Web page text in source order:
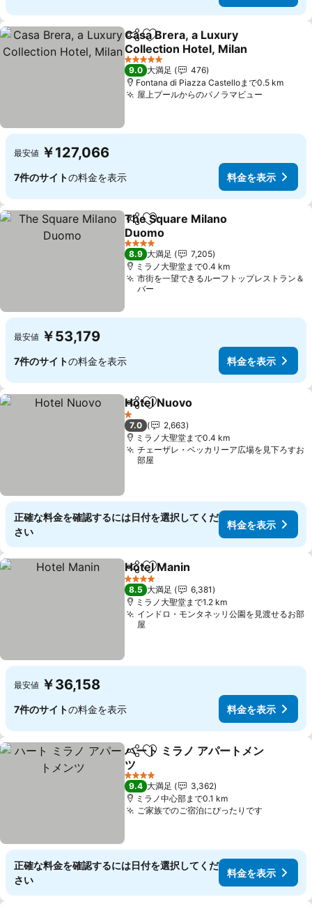
シェアお気に入りに追加
Casa Brera, a Luxury
Collection Hotel, Milan
5 ホテルのランク
9.0 大満足
476
Fontana di Piazza Castelloまで0.5 km
屋上プールからのパノラマビュー
最安値 ￥127,066
7件のサイトの料金を表示 料金を表示
シェアお気に入りに追加
The Square Milano
Duomo
4 ホテルのランク
8.9 大満足
7,205
ミラノ大聖堂まで0.4 km
市街を一望できるルーフトップレストラン＆
バー
最安値 ￥53,179
7件のサイトの料金を表示 料金を表示
シェアお気に入りに追加
Hotel Nuovo
1 ホテルのランク
7.0
2,663
ミラノ大聖堂まで0.4 km
チェーザレ・ベッカリーア広場を見下ろすお
部屋
正確な料金を確認するには日付を選択してくだ
さい
料金を表示
シェアお気に入りに追加
Hotel Manin
4 ホテルのランク
8.5 大満足
6,381
ミラノ大聖堂まで1.2 km
インドロ・モンタネッリ公園を見渡せるお部
屋
最安値 ￥36,158
7件のサイトの料金を表示 料金を表示
シェアお気に入りに追加
ハート ミラノ アパートメン
ツ
4 ホテルのランク
9.4 大満足
3,362
ミラノ中心部まで0.1 km
ご家族でのご宿泊にぴったりです
正確な料金を確認するには日付を選択してくだ
さい
料金を表示